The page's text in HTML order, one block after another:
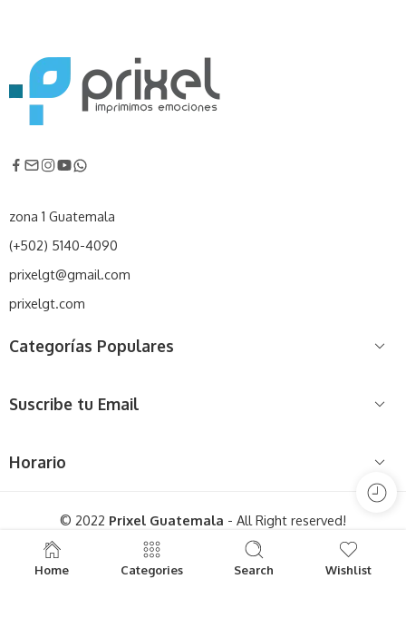
zona 1 Guatemala
(+502) 5140-4090
prixelgt@gmail.com
prixelgt.com
Categorías Populares
Suscribe tu Email
Horario
© 2022 Prixel Guatemala - All Right reserved!
Home Categories Search Wishlist